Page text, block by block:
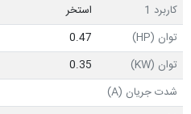
کاربرد 1
استخر
توان (HP)
0.47
توان (KW)
0.35
شدت جریان (A)